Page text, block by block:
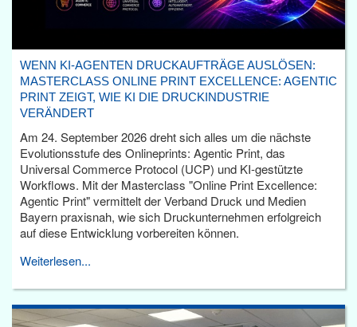
WENN KI-AGENTEN DRUCKAUFTRÄGE AUSLÖSEN:
MASTERCLASS ONLINE PRINT EXCELLENCE: AGENTIC
PRINT ZEIGT, WIE KI DIE DRUCKINDUSTRIE
VERÄNDERT
Am 24. September 2026 dreht sich alles um die nächste
Evolutionsstufe des Onlineprints: Agentic Print, das
Universal Commerce Protocol (UCP) und KI-gestützte
Workflows. Mit der Masterclass "Online Print Excellence:
Agentic Print" vermittelt der Verband Druck und Medien
Bayern praxisnah, wie sich Druckunternehmen erfolgreich
auf diese Entwicklung vorbereiten können.
Weiterlesen...